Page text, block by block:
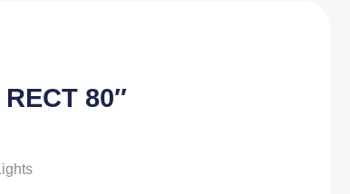
80″